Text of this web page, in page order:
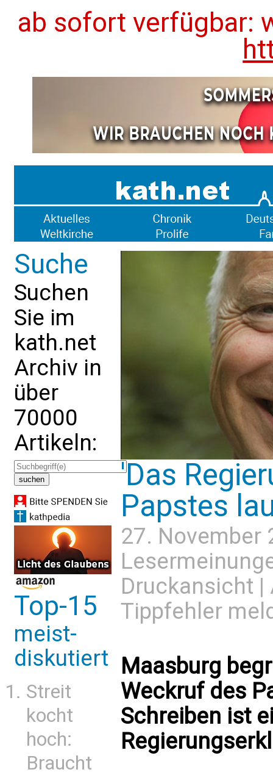
ab sofort verfügbar:
Suche
Suchen
Sie im
kath.net
Archiv in
über
70000
Artikeln:
Top-15
meist-
diskutiert
Streit
kocht
hoch:
Braucht
'Das
Papstes
27. November
Druckansicht |
Tippfehler
Maasburg
Weckruf des
Schreiben ist